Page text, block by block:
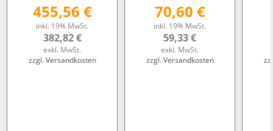
455,56 €
inkl. 19% MwSt.
382,82 €
exkl. MwSt.
zzgl. Versandkosten
70,60 €
inkl. 19% MwSt.
59,33 €
exkl. MwSt.
zzgl. Versandkosten